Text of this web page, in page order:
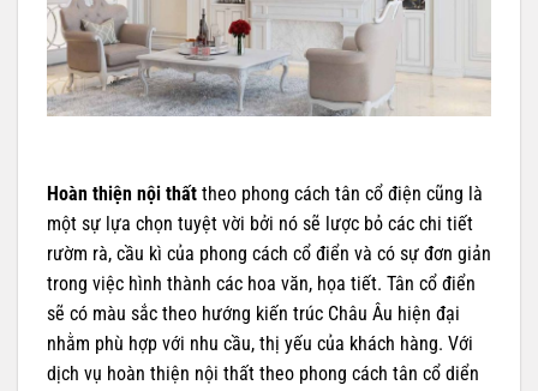
Hoàn thiện nội thất theo phong cách tân cổ điện cũng là
một sự lựa chọn tuyệt vời bởi nó sẽ lược bỏ các chi tiết
rườm rà, cầu kì của phong cách cổ điển và có sự đơn giản
trong việc hình thành các hoa văn, họa tiết. Tân cổ điển
sẽ có màu sắc theo hướng kiến trúc Châu Âu hiện đại
nhằm phù hợp với nhu cầu, thị yếu của khách hàng. Với
dịch vụ hoàn thiện nội thất theo phong cách tân cổ diển